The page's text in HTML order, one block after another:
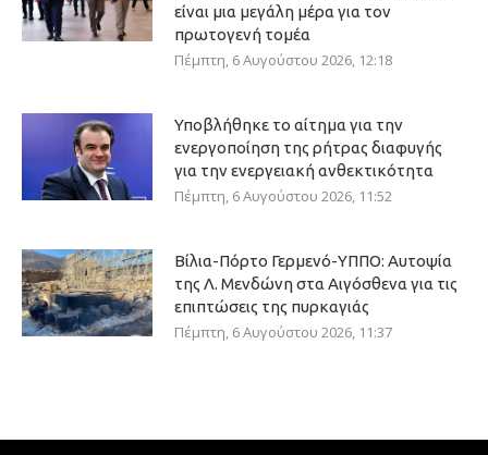
είναι μια μεγάλη μέρα για τον
πρωτογενή τομέα
Πέμπτη, 6 Αυγούστου 2026, 12:18
Υποβλήθηκε το αίτημα για την
ενεργοποίηση της ρήτρας διαφυγής
για την ενεργειακή ανθεκτικότητα
Πέμπτη, 6 Αυγούστου 2026, 11:52
Βίλια-Πόρτο Γερμενό-ΥΠΠΟ: Αυτοψία
της Λ. Μενδώνη στα Αιγόσθενα για τις
επιπτώσεις της πυρκαγιάς
Πέμπτη, 6 Αυγούστου 2026, 11:37